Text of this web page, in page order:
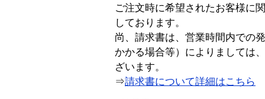
ご注文時に希望されたお客様に
しております。
尚、請求書は、営業時間内での
かかる場合等）によりましては
ざいます。
⇒請求書について詳細はこちら